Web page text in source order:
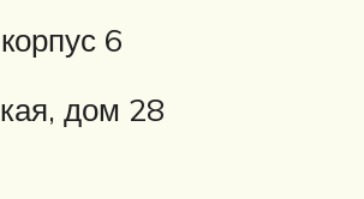
6
дом 28